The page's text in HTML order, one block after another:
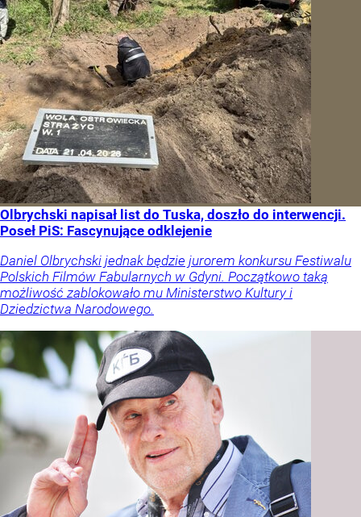
Olbrychski napisał list do Tuska, doszło do interwencji.
Poseł PiS: Fascynujące odklejenie
Daniel Olbrychski jednak będzie jurorem konkursu Festiwalu
Polskich Filmów Fabularnych w Gdyni. Początkowo taką
możliwość zablokowało mu Ministerstwo Kultury i
Dziedzictwa Narodowego.